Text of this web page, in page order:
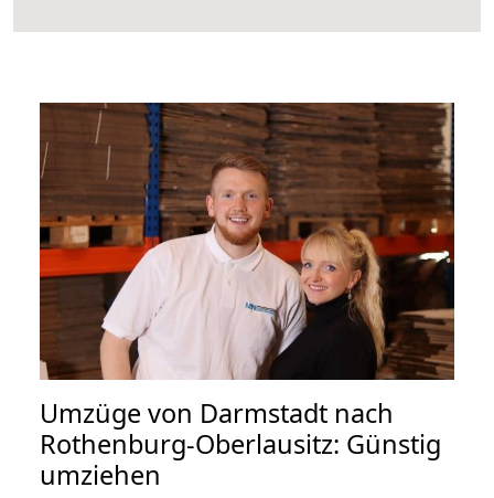
Umzüge von Darmstadt nach
Rothenburg-Oberlausitz: Günstig
umziehen